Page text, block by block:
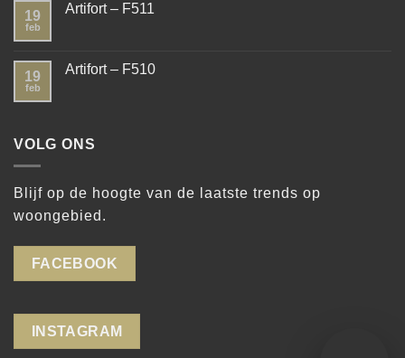
19
feb
Artifort – F511
19
feb
Artifort – F510
VOLG ONS
Blijf op de hoogte van de laatste trends op
woongebied.
FACEBOOK
INSTAGRAM